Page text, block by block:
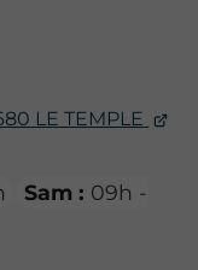
LE TEMPLE
Sam : 09h -